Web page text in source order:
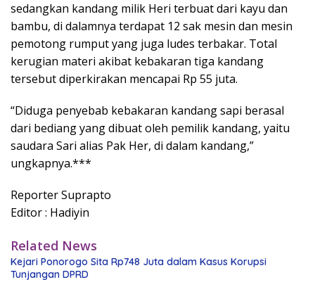
sedangkan kandang milik Heri terbuat dari kayu dan
bambu, di dalamnya terdapat 12 sak mesin dan mesin
pemotong rumput yang juga ludes terbakar. Total
kerugian materi akibat kebakaran tiga kandang
tersebut diperkirakan mencapai Rp 55 juta.
“Diduga penyebab kebakaran kandang sapi berasal
dari bediang yang dibuat oleh pemilik kandang, yaitu
saudara Sari alias Pak Her, di dalam kandang,”
ungkapnya.***
Reporter Suprapto
Editor : Hadiyin
Related News
Kejari Ponorogo Sita Rp748 Juta dalam Kasus Korupsi
Tunjangan DPRD